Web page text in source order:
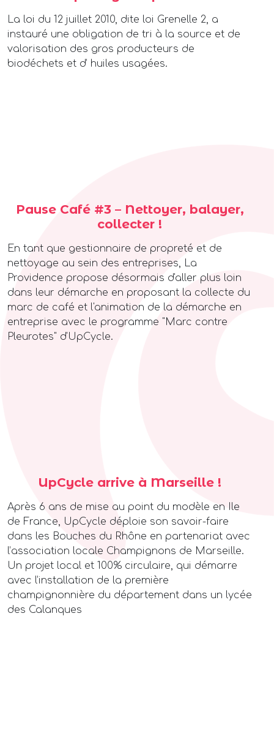
La loi du 12 juillet 2010, dite loi Grenelle 2, a
instauré une obligation de tri à la source et de
valorisation des gros producteurs de
biodéchets et d’ huiles usagées.
Pause Café #3 – Nettoyer, balayer,
collecter !
En tant que gestionnaire de propreté et de
nettoyage au sein des entreprises, La
Providence propose désormais d'aller plus loin
dans leur démarche en proposant la collecte du
marc de café et l'animation de la démarche en
entreprise avec le programme "Marc contre
Pleurotes" d'UpCycle.
UpCycle arrive à Marseille !
Après 6 ans de mise au point du modèle en Ile
de France, UpCycle déploie son savoir-faire
dans les Bouches du Rhône en partenariat avec
l’association locale Champignons de Marseille.
Un projet local et 100% circulaire, qui démarre
avec l’installation de la première
champignonnière du département dans un lycée
des Calanques